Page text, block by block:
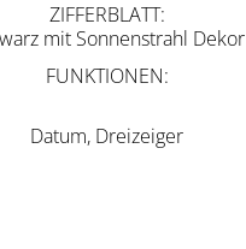
ZIFFERBLATT
mit Sonnenstrahl Dekor
FUNKTIONEN
Datum, Dreizeiger